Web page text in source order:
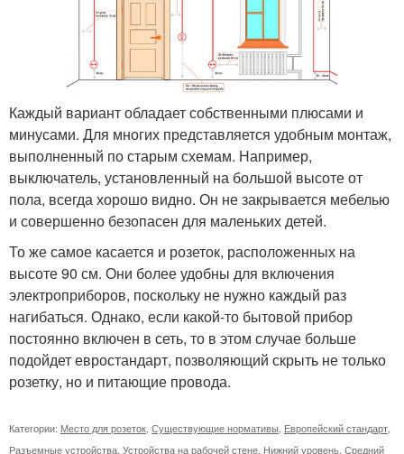
Каждый вариант обладает собственными плюсами и
минусами. Для многих представляется удобным монтаж,
выполненный по старым схемам. Например,
выключатель, установленный на большой высоте от
пола, всегда хорошо видно. Он не закрывается мебелью
и совершенно безопасен для маленьких детей.
То же самое касается и розеток, расположенных на
высоте 90 см. Они более удобны для включения
электроприборов, поскольку не нужно каждый раз
нагибаться. Однако, если какой-то бытовой прибор
постоянно включен в сеть, то в этом случае больше
подойдет евростандарт, позволяющий скрыть не только
розетку, но и питающие провода.
Категории: Место для розеток Существующие нормативы Европейский стандарт
Разъемные устройства Устройства на рабочей стене Нижний уровень Средний